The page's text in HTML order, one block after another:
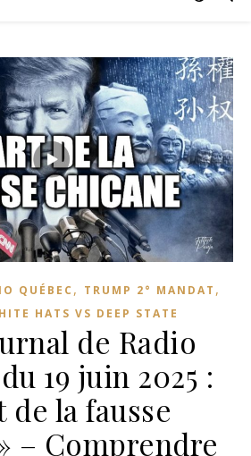
QUÉBEC , TRUMP 2° MANDAT ,
HATS VS DEEP STATE
de Radio
19 juin 2025 :
de la fausse
– Comprendre